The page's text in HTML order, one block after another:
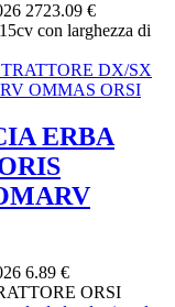
2723.09 €
con larghezza di
ERBA
6.89 €
ORSI